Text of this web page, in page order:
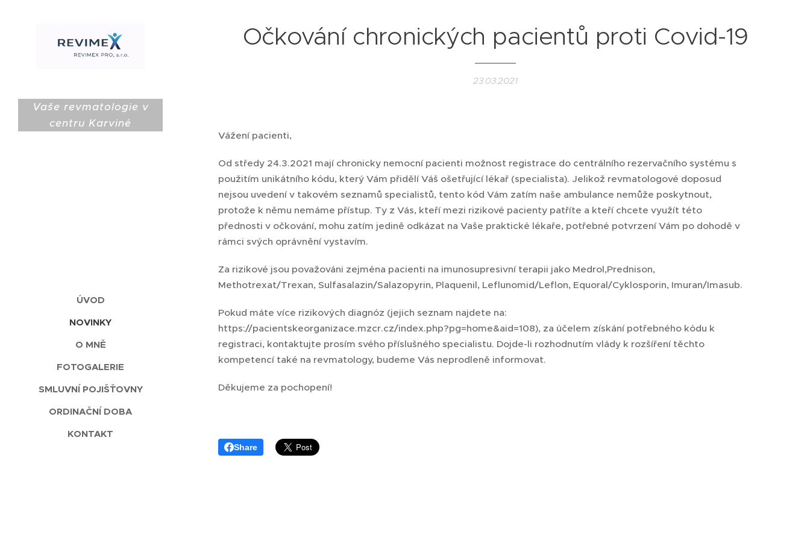
Vaše revmatologie v
centru Karviné
ÚVOD
NOVINKY
O MNĚ
FOTOGALERIE
SMLUVNÍ POJIŠŤOVNY
ORDINAČNÍ DOBA
KONTAKT
Očkování chronických pacientů proti Covid-19
23.03.2021
Vážení pacienti,
Od středy 24.3.2021 mají chronicky nemocní pacienti možnost registrace do centrálního rezervačního systému s
použitím unikátního kódu, který Vám přidělí Váš ošetřující lékař (specialista). Jelikož revmatologové doposud
nejsou uvedení v takovém seznamů specialistů, tento kód Vám zatím naše ambulance nemůže poskytnout,
protože k němu nemáme přístup. Ty z Vás, kteří mezi rizikové pacienty patříte a kteří chcete využít této
přednosti v očkování, mohu zatím jedině odkázat na Vaše praktické lékaře, potřebné potvrzení Vám po dohodě v
rámci svých oprávnění vystavím.
Za rizikové jsou považováni zejména pacienti na imunosupresivní terapii jako Medrol,Prednison,
Methotrexat/Trexan, Sulfasalazin/Salazopyrin, Plaquenil, Leflunomid/Leflon, Equoral/Cyklosporin, Imuran/Imasub.
Pokud máte více rizikových diagnóz (jejich seznam najdete na:
https://pacientskeorganizace.mzcr.cz/index.php?pg=home&aid=108), za účelem získání potřebného kódu k
registraci, kontaktujte prosím svého příslušného specialistu. Dojde-li rozhodnutím vlády k rozšíření těchto
kompetencí také na revmatology, budeme Vás neprodleně informovat.
Děkujeme za pochopení!
Share